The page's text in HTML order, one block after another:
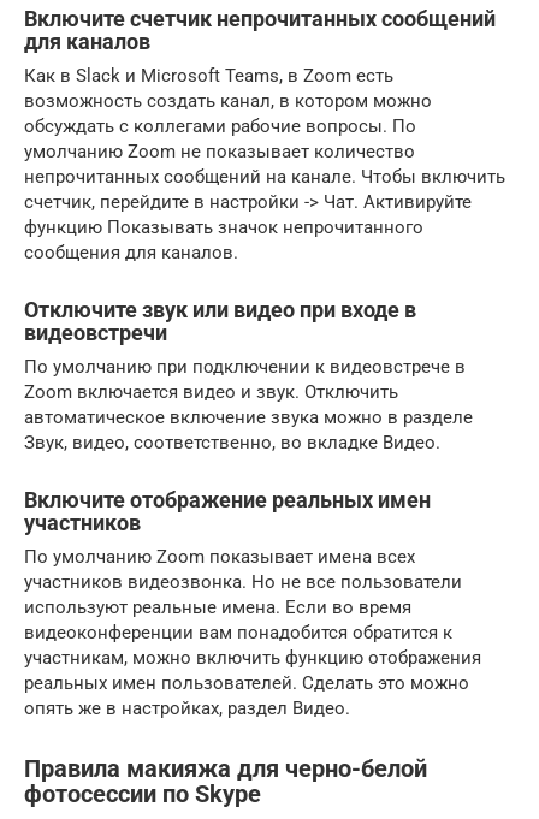
Включите счетчик непрочитанных сообщений
для каналов
Как в Slack и Microsoft Teams, в Zoom есть
возможность создать канал, в котором можно
обсуждать с коллегами рабочие вопросы. По
умолчанию Zoom не показывает количество
непрочитанных сообщений на канале. Чтобы включить
счетчик, перейдите в настройки -> Чат. Активируйте
функцию Показывать значок непрочитанного
сообщения для каналов.
Отключите звук или видео при входе в
видеовстречи
По умолчанию при подключении к видеовстрече в
Zoom включается видео и звук. Отключить
автоматическое включение звука можно в разделе
Звук, видео, соответственно, во вкладке Видео.
Включите отображение реальных имен
участников
По умолчанию Zoom показывает имена всех
участников видеозвонка. Но не все пользователи
используют реальные имена. Если во время
видеоконференции вам понадобится обратится к
участникам, можно включить функцию отображения
реальных имен пользователей. Сделать это можно
опять же в настройках, раздел Видео.
Правила макияжа для черно-белой
фотосессии по Skype